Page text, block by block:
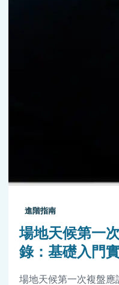
進階指南
場地天候第一
錄：基礎入門
場地天候第一次複盤應